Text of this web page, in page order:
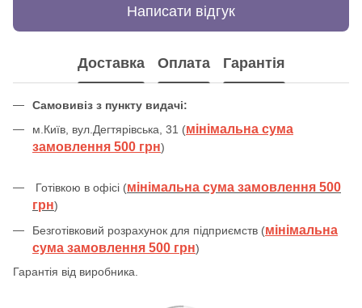
Написати відгук
Доставка Оплата Гарантія
Самовивіз з пункту видачі:
м.Київ, вул.Дегтярівська, 31 (мінімальна сума
замовлення 500 грн)
Готівкою в офісі (мінімальна сума замовлення 500
грн)
Безготівковий розрахунок для підприємств (мінімальна
сума замовлення 500 грн)
Гарантія від виробника.